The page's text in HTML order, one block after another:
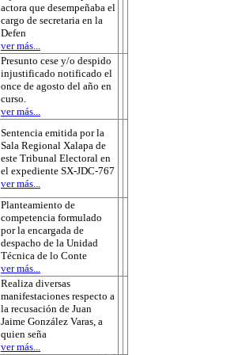
actora que desempeñaba el
cargo de secretaria en la
Defen
ver más...
Presunto cese y/o despido
injustificado notificado el
once de agosto del año en
curso.
ver más...
Sentencia emitida por la
Sala Regional Xalapa de
este Tribunal Electoral en
el expediente SX-JDC-767
ver más...
Planteamiento de
competencia formulado
por la encargada de
despacho de la Unidad
Técnica de lo Conte
ver más...
Realiza diversas
manifestaciones respecto a
la recusación de Juan
Jaime González Varas, a
quien seña
ver más...